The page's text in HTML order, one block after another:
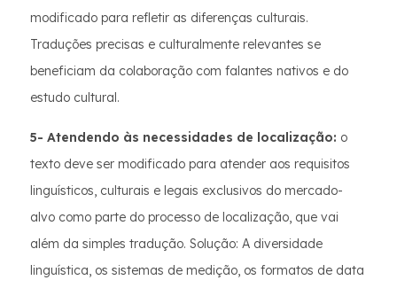
modificado para refletir as diferenças culturais.
Traduções precisas e culturalmente relevantes se
beneficiam da colaboração com falantes nativos e do
estudo cultural.
5- Atendendo às necessidades de localização: o
texto deve ser modificado para atender aos requisitos
linguísticos, culturais e legais exclusivos do mercado-
alvo como parte do processo de localização, que vai
além da simples tradução. Solução: A diversidade
linguística, os sistemas de medição, os formatos de data